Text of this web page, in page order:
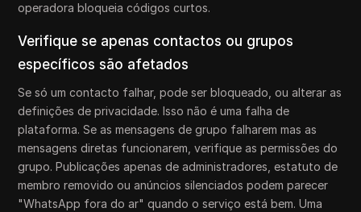
operadora bloqueia códigos curtos.
Verifique se apenas contactos ou grupos
específicos são afetados
Se só um contacto falhar, pode ser bloqueado, ou alterar as
definições de privacidade. Isso não é uma falha de
plataforma. Se as mensagens de grupo falharem mas as
mensagens diretas funcionarem, verifique as permissões do
grupo. Publicações apenas de administradores, estatuto de
membro removido ou anúncios silenciados podem parecer
"WhatsApp fora do ar" quando o serviço está bem. Uma